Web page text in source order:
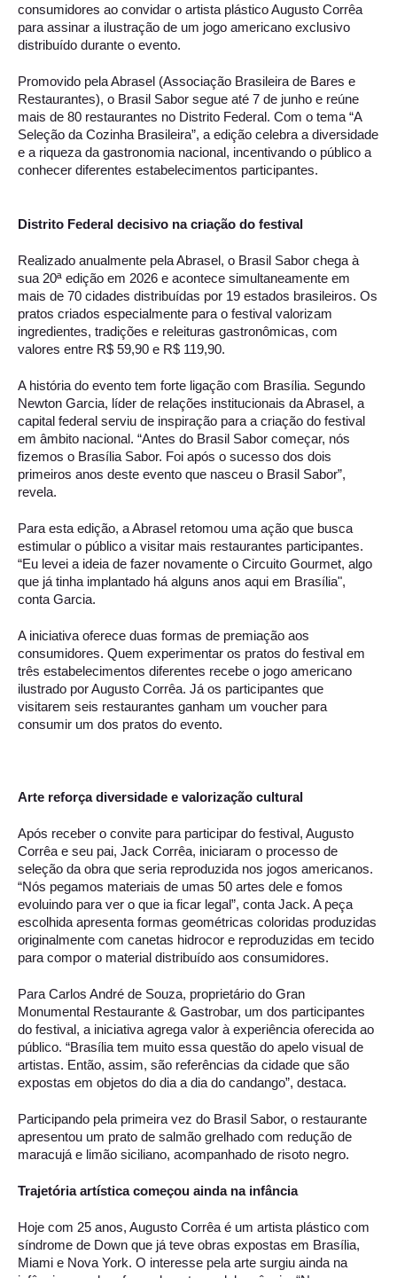
consumidores ao convidar o artista plástico Augusto Corrêa
para assinar a ilustração de um jogo americano exclusivo
distribuído durante o evento.
Promovido pela Abrasel (Associação Brasileira de Bares e
Restaurantes), o Brasil Sabor segue até 7 de junho e reúne
mais de 80 restaurantes no Distrito Federal. Com o tema “A
Seleção da Cozinha Brasileira”, a edição celebra a diversidade
e a riqueza da gastronomia nacional, incentivando o público a
conhecer diferentes estabelecimentos participantes.
Distrito Federal decisivo na criação do festival
Realizado anualmente pela Abrasel, o Brasil Sabor chega à
sua 20ª edição em 2026 e acontece simultaneamente em
mais de 70 cidades distribuídas por 19 estados brasileiros. Os
pratos criados especialmente para o festival valorizam
ingredientes, tradições e releituras gastronômicas, com
valores entre R$ 59,90 e R$ 119,90.
A história do evento tem forte ligação com Brasília. Segundo
Newton Garcia, líder de relações institucionais da Abrasel, a
capital federal serviu de inspiração para a criação do festival
em âmbito nacional. “Antes do Brasil Sabor começar, nós
fizemos o Brasília Sabor. Foi após o sucesso dos dois
primeiros anos deste evento que nasceu o Brasil Sabor”,
revela.
Para esta edição, a Abrasel retomou uma ação que busca
estimular o público a visitar mais restaurantes participantes.
“Eu levei a ideia de fazer novamente o Circuito Gourmet, algo
que já tinha implantado há alguns anos aqui em Brasília",
conta Garcia.
A iniciativa oferece duas formas de premiação aos
consumidores. Quem experimentar os pratos do festival em
três estabelecimentos diferentes recebe o jogo americano
ilustrado por Augusto Corrêa. Já os participantes que
visitarem seis restaurantes ganham um voucher para
consumir um dos pratos do evento.
Arte reforça diversidade e valorização cultural
Após receber o convite para participar do festival, Augusto
Corrêa e seu pai, Jack Corrêa, iniciaram o processo de
seleção da obra que seria reproduzida nos jogos americanos.
“Nós pegamos materiais de umas 50 artes dele e fomos
evoluindo para ver o que ia ficar legal”, conta Jack. A peça
escolhida apresenta formas geométricas coloridas produzidas
originalmente com canetas hidrocor e reproduzidas em tecido
para compor o material distribuído aos consumidores.
Para Carlos André de Souza, proprietário do Gran
Monumental Restaurante & Gastrobar, um dos participantes
do festival, a iniciativa agrega valor à experiência oferecida ao
público. “Brasília tem muito essa questão do apelo visual de
artistas. Então, assim, são referências da cidade que são
expostas em objetos do dia a dia do candango”, destaca.
Participando pela primeira vez do Brasil Sabor, o restaurante
apresentou um prato de salmão grelhado com redução de
maracujá e limão siciliano, acompanhado de risoto negro.
Trajetória artística começou ainda na infância
Hoje com 25 anos, Augusto Corrêa é um artista plástico com
síndrome de Down que já teve obras expostas em Brasília,
Miami e Nova York. O interesse pela arte surgiu ainda na